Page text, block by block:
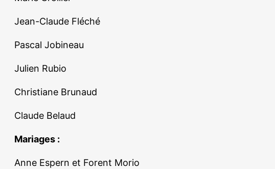
Jean-Claude Fléché
Pascal Jobineau
Julien Rubio
Christiane Brunaud
Claude Belaud
Mariages :
Anne Espern et Forent Morio